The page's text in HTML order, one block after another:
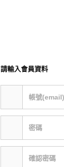
請輸入會員資料
帳號(email)
密碼
確認密碼